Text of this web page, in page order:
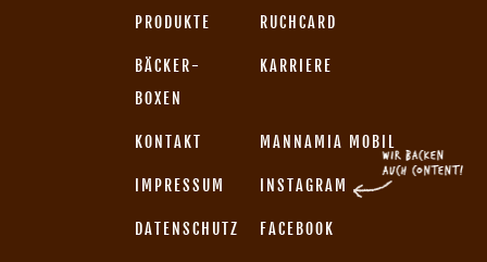
PRODUKTE
BÄCKER-
BOXEN
RUCHCARD
KARRIERE
KONTAKT
IMPRESSUM
DATENSCHUTZ
MANNAMIA MOBIL
INSTAGRAM
FACEBOOK